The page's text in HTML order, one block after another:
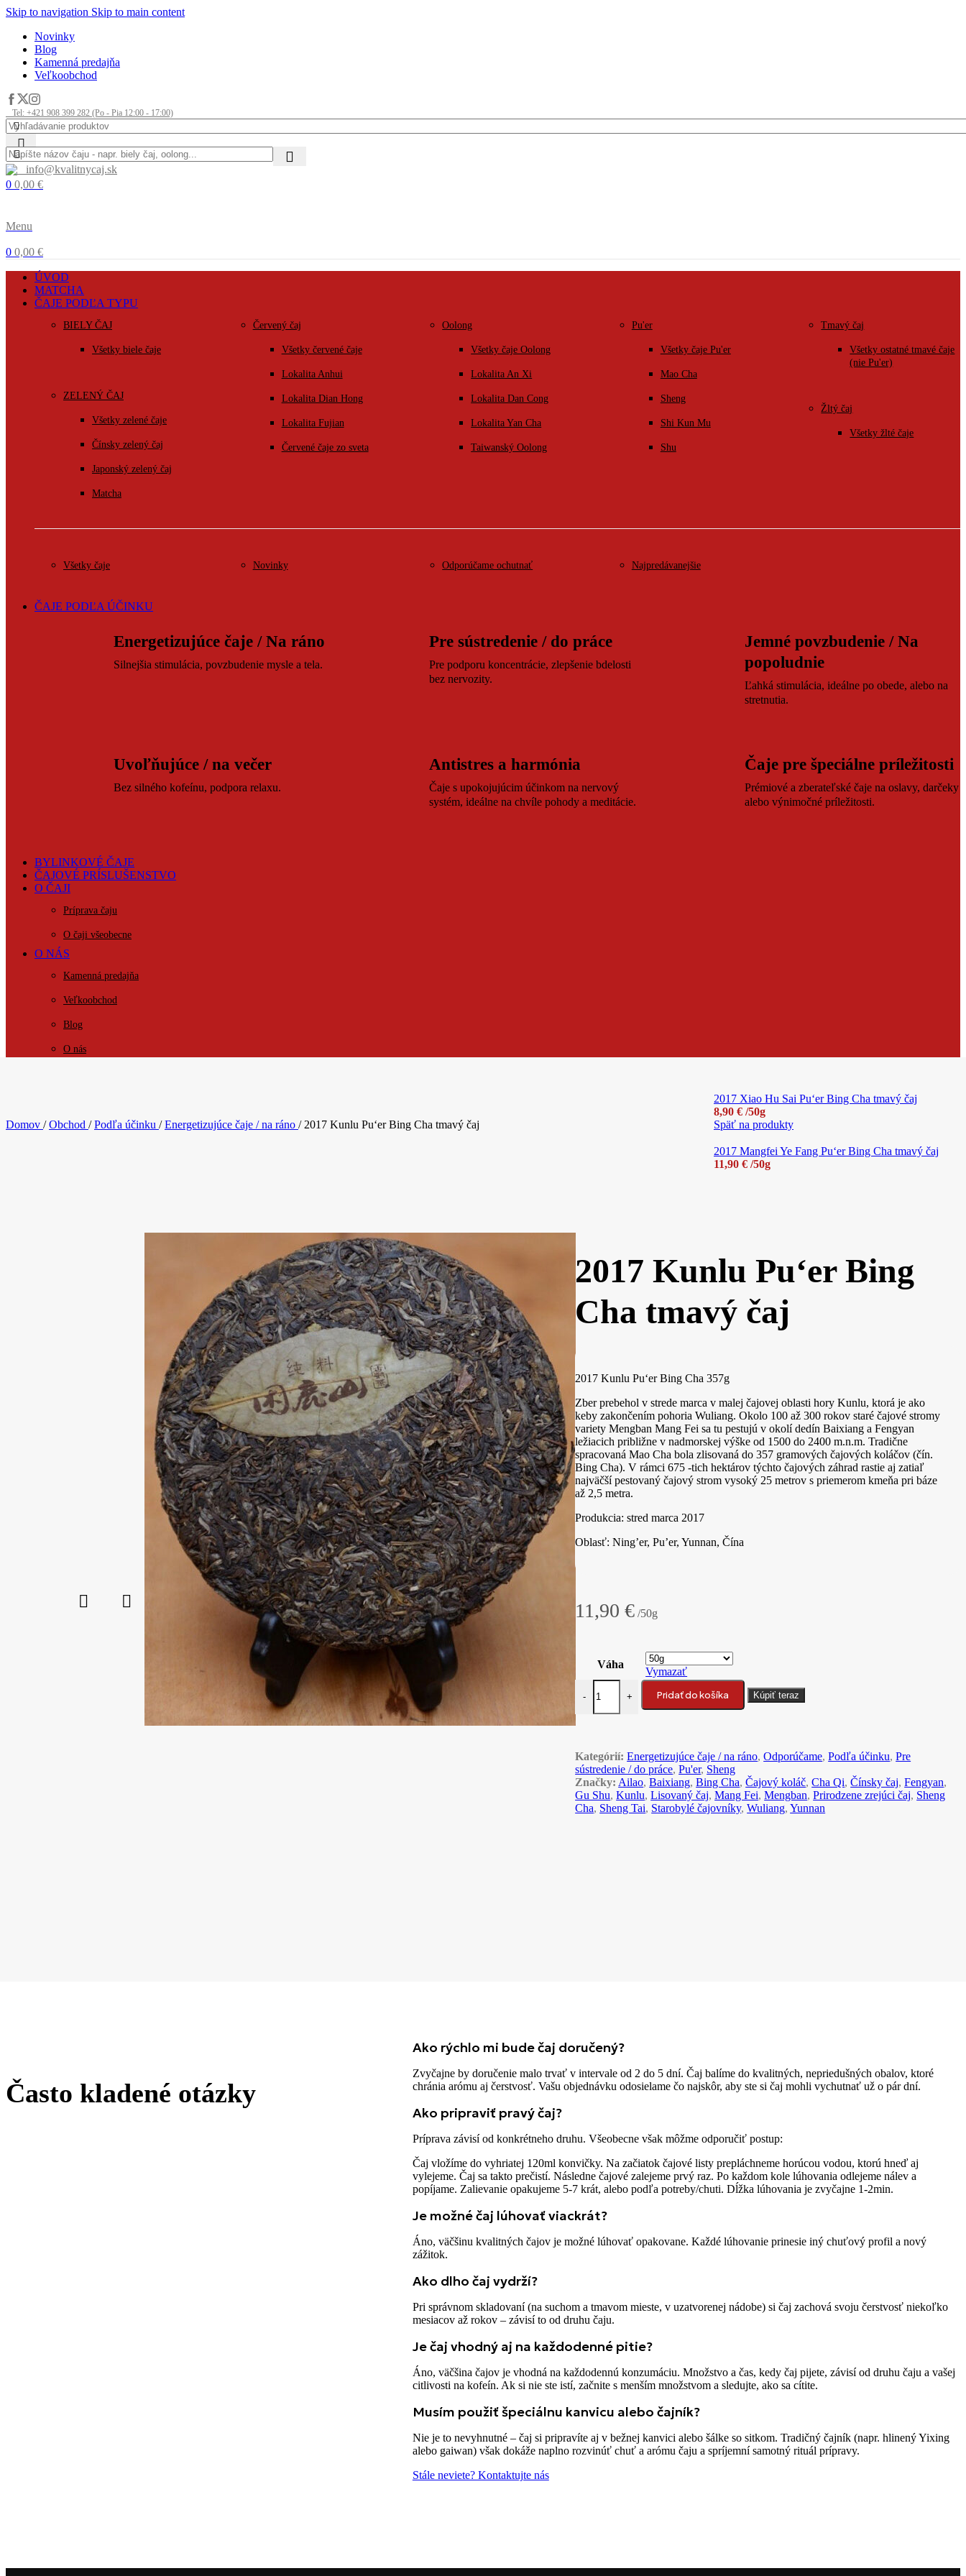
Skip to navigation Skip to main content
Novinky
Blog
Kamenná predajňa
Veľkoobchod
Tel: +421 908 399 282 (Po - Pia 12:00 - 17:00)
info@kvalitnycaj.sk
0 0,00 €
Menu
0 0,00 €
ÚVOD
MATCHA
ČAJE PODĽA TYPU
BIELY ČAJ
Všetky biele čaje
ZELENÝ ČAJ
Všetky zelené čaje
Čínsky zelený čaj
Japonský zelený čaj
Matcha
Červený čaj
Všetky červené čaje
Lokalita Anhui
Lokalita Dian Hong
Lokalita Fujian
Červené čaje zo sveta
Oolong
Všetky čaje Oolong
Lokalita An Xi
Lokalita Dan Cong
Lokalita Yan Cha
Taiwanský Oolong
Pu'er
Všetky čaje Pu'er
Mao Cha
Sheng
Shi Kun Mu
Shu
Tmavý čaj
Všetky ostatné tmavé čaje
(nie Pu'er)
Žltý čaj
Všetky žlté čaje
Všetky čaje Novinky Odporúčame ochutnať Najpredávanejšie
ČAJE PODĽA ÚČINKU
Energetizujúce čaje / Na ráno
Silnejšia stimulácia, povzbudenie mysle a tela.
Pre sústredenie / do práce
Pre podporu koncentrácie, zlepšenie bdelosti
bez nervozity.
Jemné povzbudenie / Na
popoludnie
Ľahká stimulácia, ideálne po obede, alebo na
stretnutia.
Uvoľňujúce / na večer
Bez silného kofeínu, podpora relaxu.
Antistres a harmónia
Čaje s upokojujúcim účinkom na nervový
systém, ideálne na chvíle pohody a meditácie.
Čaje pre špeciálne príležitosti
Prémiové a zberateľské čaje na oslavy, darčeky
alebo výnimočné príležitosti.
BYLINKOVÉ ČAJE
ČAJOVÉ PRÍSLUŠENSTVO
O ČAJI
Príprava čaju
O čaji všeobecne
O NÁS
Kamenná predajňa
Veľkoobchod
Blog
O nás
Domov / Obchod / Podľa účinku / Energetizujúce čaje / na ráno / 2017 Kunlu Pu‘er Bing Cha tmavý čaj
2017 Xiao Hu Sai Pu‘er Bing Cha tmavý čaj
8,90 € /50g
Späť na produkty
2017 Mangfei Ye Fang Pu‘er Bing Cha tmavý čaj
11,90 € /50g
2017 Kunlu Pu‘er Bing
Cha tmavý čaj
2017 Kunlu Pu‘er Bing Cha 357g
Zber prebehol v strede marca v malej čajovej oblasti hory Kunlu, ktorá je ako
keby zakončením pohoria Wuliang. Okolo 100 až 300 rokov staré čajové stromy
variety Mengban Mang Fei sa tu pestujú v okolí dedín Baixiang a Fengyan
ležiacich približne v nadmorskej výške od 1500 do 2400 m.n.m. Tradične
spracovaná Mao Cha bola zlisovaná do 357 gramových čajových koláčov (čín.
Bing Cha). V rámci 675 -tich hektárov týchto čajových záhrad rastie aj zatiaľ
najväčší pestovaný čajový strom vysoký 25 metrov s priemerom kmeňa pri báze
až 2,5 metra.
Produkcia: stred marca 2017
Oblasť: Ning’er, Pu’er, Yunnan, Čína
11,90€ /50g
Váha
Vymazať
-
množstvo 2017 Kunlu Pu‘er Bing Cha tmavý čaj
+ Pridať do košíka Kúpiť teraz
Kategórií: Energetizujúce čaje / na ráno, Odporúčame, Podľa účinku, Pre
sústredenie / do práce, Pu'er, Sheng
Značky: Ailao, Baixiang, Bing Cha, Čajový koláč, Cha Qi, Čínsky čaj, Fengyan,
Gu Shu, Kunlu, Lisovaný čaj, Mang Fei, Mengban, Prirodzene zrejúci čaj, Sheng
Cha, Sheng Tai, Starobylé čajovníky, Wuliang, Yunnan
Často kladené otázky
Ako rýchlo mi bude čaj doručený?
Zvyčajne by doručenie malo trvať v intervale od 2 do 5 dní. Čaj balíme do kvalitných, nepriedušných obalov, ktoré
chránia arómu aj čerstvosť. Vašu objednávku odosielame čo najskôr, aby ste si čaj mohli vychutnať už o pár dní.
Ako pripraviť pravý čaj?
Príprava závisí od konkrétneho druhu. Všeobecne však môžme odporučiť postup:
Čaj vložíme do vyhriatej 120ml konvičky. Na začiatok čajové listy prepláchneme horúcou vodou, ktorú hneď aj
vylejeme. Čaj sa takto prečistí. Následne čajové zalejeme prvý raz. Po každom kole lúhovania odlejeme nálev a
popíjame. Zalievanie opakujeme 5-7 krát, alebo podľa potreby/chuti. Dĺžka lúhovania je zvyčajne 1-2min.
Je možné čaj lúhovať viackrát?
Áno, väčšinu kvalitných čajov je možné lúhovať opakovane. Každé lúhovanie prinesie iný chuťový profil a nový
zážitok.
Ako dlho čaj vydrží?
Pri správnom skladovaní (na suchom a tmavom mieste, v uzatvorenej nádobe) si čaj zachová svoju čerstvosť niekoľko
mesiacov až rokov – závisí to od druhu čaju.
Je čaj vhodný aj na každodenné pitie?
Áno, väčšina čajov je vhodná na každodennú konzumáciu. Množstvo a čas, kedy čaj pijete, závisí od druhu čaju a vašej
citlivosti na kofeín. Ak si nie ste istí, začnite s menším množstvom a sledujte, ako sa cítite.
Musím použiť špeciálnu kanvicu alebo čajník?
Nie je to nevyhnutné – čaj si pripravíte aj v bežnej kanvici alebo šálke so sitkom. Tradičný čajník (napr. hlinený Yixing
alebo gaiwan) však dokáže naplno rozvinúť chuť a arómu čaju a spríjemní samotný rituál prípravy.
Stále neviete? Kontaktujte nás